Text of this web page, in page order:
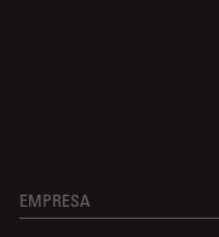
EMPRESA